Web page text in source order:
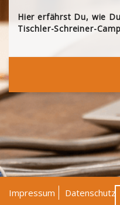
Hier erfährst Du, wie
Tischler-Schreiner-
Impressum Datenschutz